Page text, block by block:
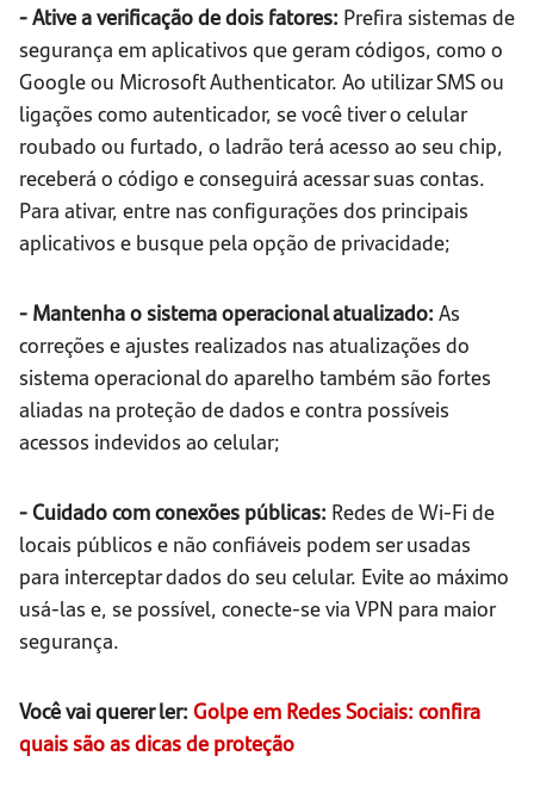
- Ative a verificação de dois fatores: Prefira sistemas de
segurança em aplicativos que geram códigos, como o
Google ou Microsoft Authenticator. Ao utilizar SMS ou
ligações como autenticador, se você tiver o celular
roubado ou furtado, o ladrão terá acesso ao seu chip,
receberá o código e conseguirá acessar suas contas.
Para ativar, entre nas configurações dos principais
aplicativos e busque pela opção de privacidade;
- Mantenha o sistema operacional atualizado: As
correções e ajustes realizados nas atualizações do
sistema operacional do aparelho também são fortes
aliadas na proteção de dados e contra possíveis
acessos indevidos ao celular;
- Cuidado com conexões públicas: Redes de Wi-Fi de
locais públicos e não confiáveis podem ser usadas
para interceptar dados do seu celular. Evite ao máximo
usá-las e, se possível, conecte-se via VPN para maior
segurança.
Você vai querer ler: Golpe em Redes Sociais: confira
quais são as dicas de proteção